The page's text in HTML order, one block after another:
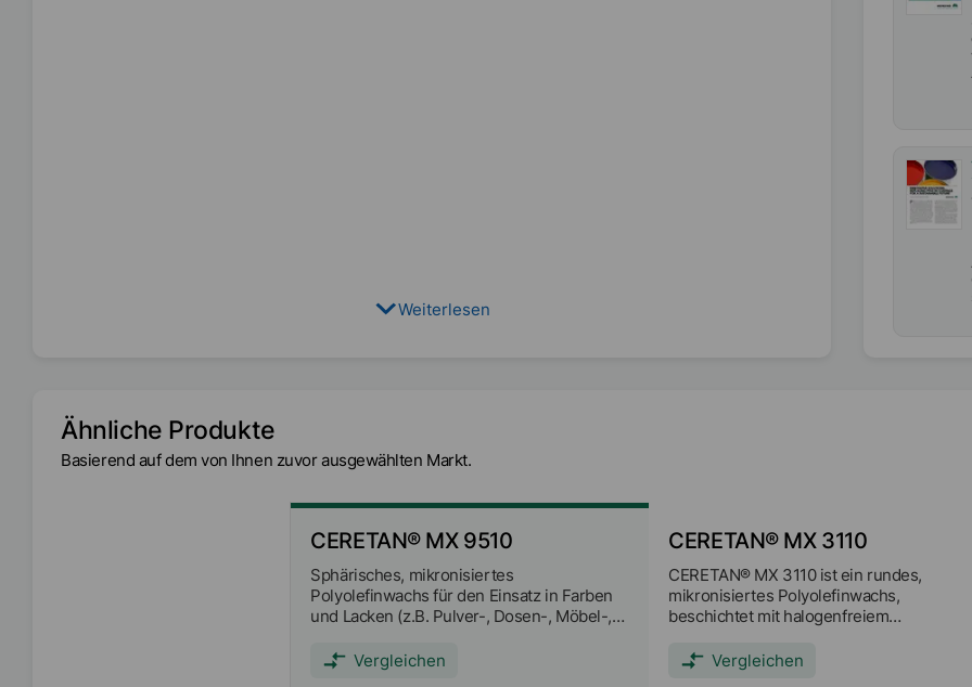
Weiterlesen
Ähnliche Produkte
Basierend auf dem von Ihnen zuvor ausgewählten Markt.
CERETAN® MX 9510
Sphärisches, mikronisiertes
Polyolefinwachs für den Einsatz in Farben
und Lacken (z.B. Pulver-, Dosen-, Möbel-,
Druckfarben (z.B. Überdruck-, Sieb-,
Vergleichen
CERETAN® MX 3110
CERETAN® MX 3110 ist ein rundes,
mikronisiertes Polyolefinwachs,
beschichtet mit halogenfreiem
Hauptanwendung: Druckfarben, speziell
Vergleichen